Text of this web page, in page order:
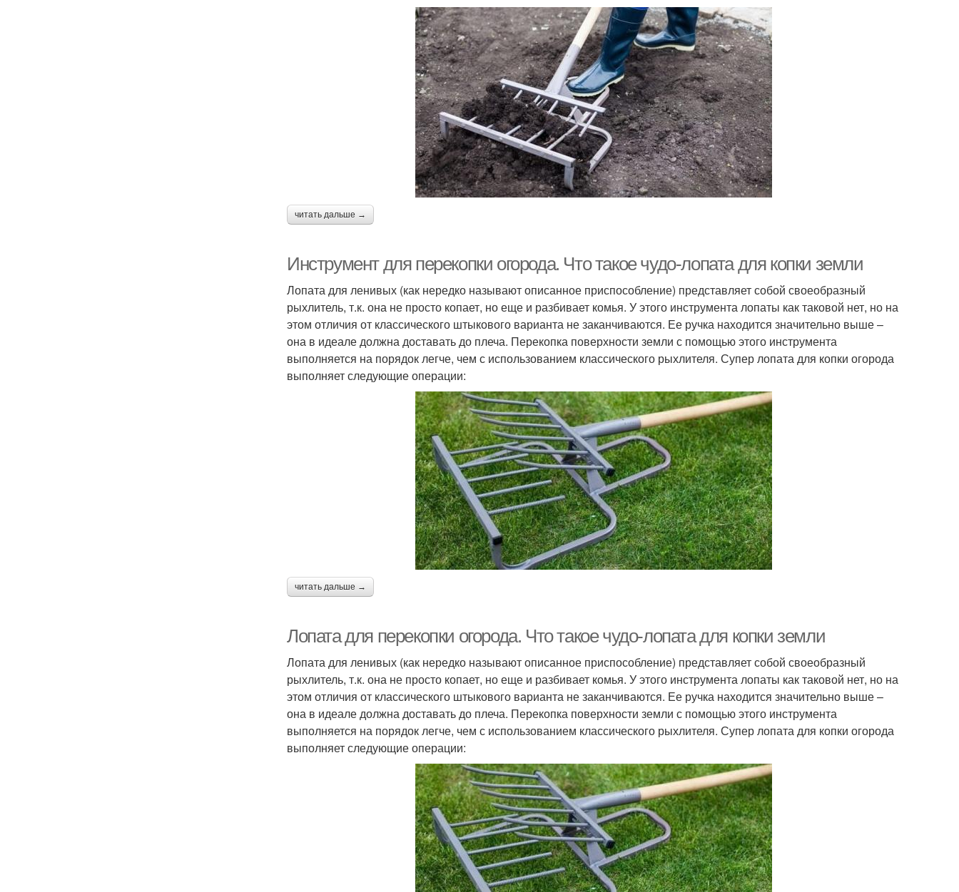
читать дальше →
Инструмент для перекопки огорода. Что такое чудо-лопата для копки земли
Лопата для ленивых (как нередко называют описанное приспособление) представляет собой своеобразный
рыхлитель, т.к. она не просто копает, но еще и разбивает комья. У этого инструмента лопаты как таковой нет, но на
этом отличия от классического штыкового варианта не заканчиваются. Ее ручка находится значительно выше –
она в идеале должна доставать до плеча. Перекопка поверхности земли с помощью этого инструмента
выполняется на порядок легче, чем с использованием классического рыхлителя. Супер лопата для копки огорода
выполняет следующие операции:
читать дальше →
Лопата для перекопки огорода. Что такое чудо-лопата для копки земли
Лопата для ленивых (как нередко называют описанное приспособление) представляет собой своеобразный
рыхлитель, т.к. она не просто копает, но еще и разбивает комья. У этого инструмента лопаты как таковой нет, но на
этом отличия от классического штыкового варианта не заканчиваются. Ее ручка находится значительно выше –
она в идеале должна доставать до плеча. Перекопка поверхности земли с помощью этого инструмента
выполняется на порядок легче, чем с использованием классического рыхлителя. Супер лопата для копки огорода
выполняет следующие операции: